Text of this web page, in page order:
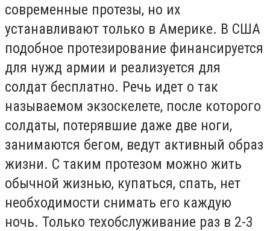
современные протезы, но их
устанавливают только в Америке. В США
подобное протезирование финансируется
для нужд армии и реализуется для
солдат бесплатно. Речь идет о так
называемом экзоскелете, после которого
солдаты, потерявшие даже две ноги,
занимаются бегом, ведут активный образ
жизни. С таким протезом можно жить
обычной жизнью, купаться, спать, нет
необходимости снимать его каждую
ночь. Только техобслуживание раз в 2-3